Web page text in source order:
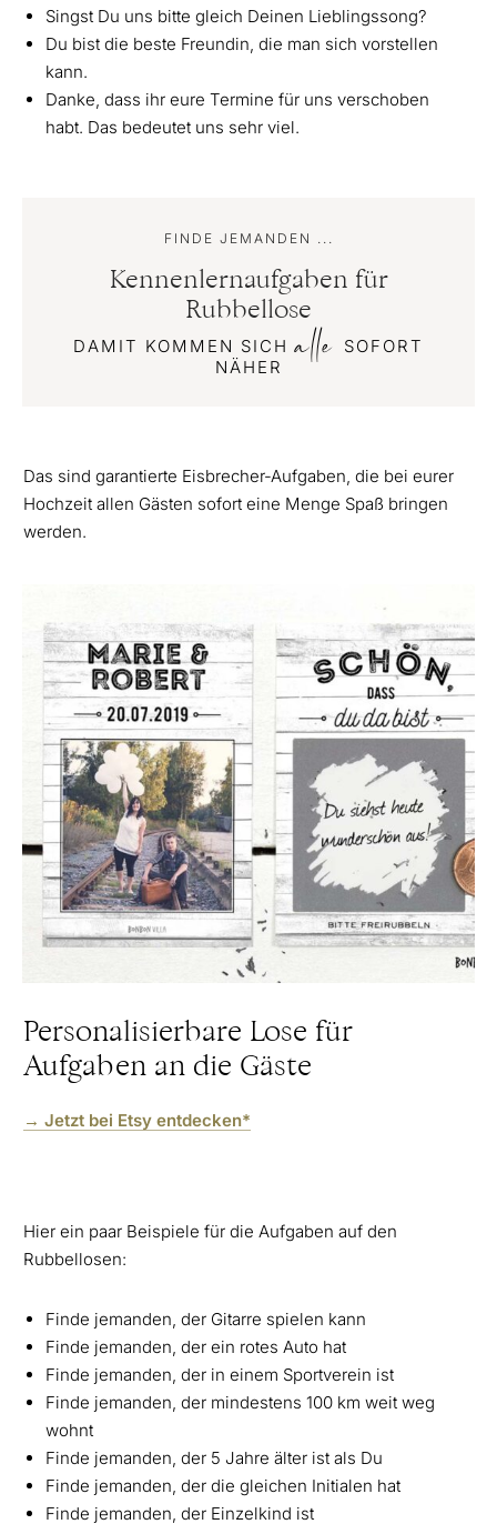
Singst Du uns bitte gleich Deinen Lieblingssong?
Du bist die beste Freundin, die man sich vorstellen
kann.
Danke, dass ihr eure Termine für uns verschoben
habt. Das bedeutet uns sehr viel.
FINDE JEMANDEN ...
Kennenlernaufgaben für
Rubbellose
DAMIT KOMMEN SICHalle
SOFORT
NÄHER
Das sind garantierte Eisbrecher-Aufgaben, die bei eurer
Hochzeit allen Gästen sofort eine Menge Spaß bringen
werden.
Personalisierbare Lose für
Aufgaben an die Gäste
→ Jetzt bei Etsy entdecken*
Hier ein paar Beispiele für die Aufgaben auf den
Rubbellosen:
Finde jemanden, der Gitarre spielen kann
Finde jemanden, der ein rotes Auto hat
Finde jemanden, der in einem Sportverein ist
Finde jemanden, der mindestens 100 km weit weg
wohnt
Finde jemanden, der 5 Jahre älter ist als Du
Finde jemanden, der die gleichen Initialen hat
Finde jemanden, der Einzelkind ist